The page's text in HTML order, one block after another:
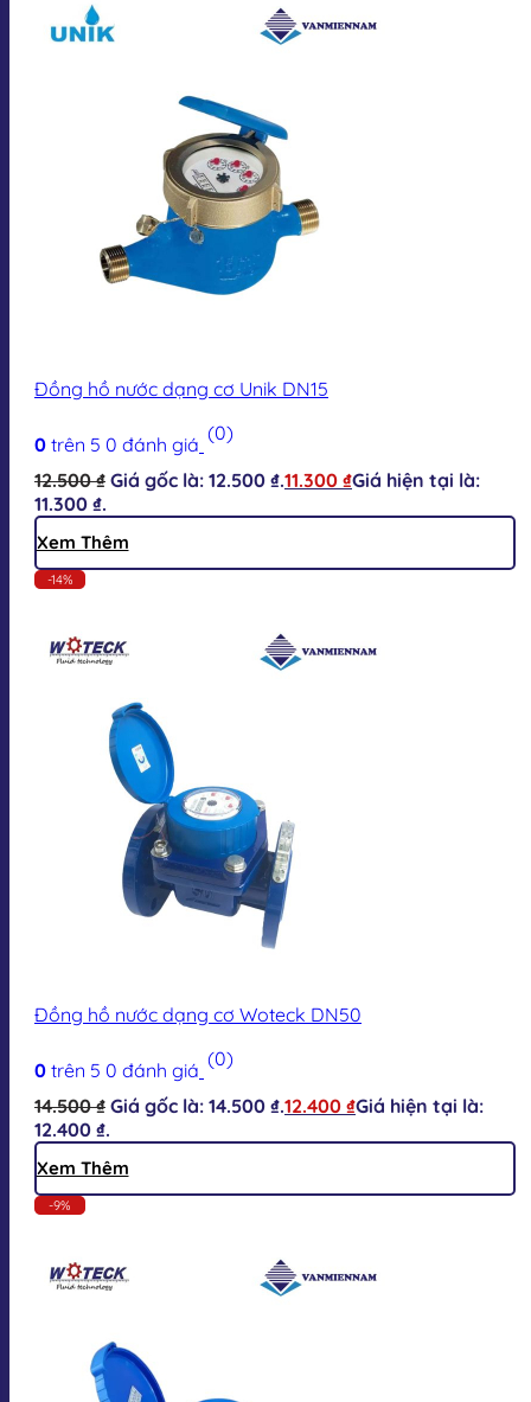
Đồng hồ nước dạng cơ Unik DN15
0 trên 5 0 đánh giá (0)
12.500₫ Giá gốc là: 12.500 ₫.11.300 ₫Giá hiện tại là:
11.300 ₫.
Xem Thêm
-14%
Đồng hồ nước dạng cơ Woteck DN50
0 trên 5 0 đánh giá (0)
14.500₫ Giá gốc là: 14.500 ₫.12.400 ₫Giá hiện tại là:
12.400 ₫.
Xem Thêm
-9%